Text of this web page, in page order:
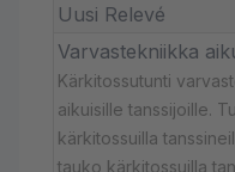
Uusi Relevé
Varvastekniikka
Kärkitossutunti
aikuisille tanssijoille.
kärkitossuilla
tauko kärkitossuilla